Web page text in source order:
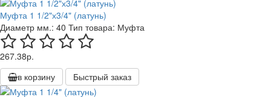
Муфта 1 1/2"х3/4" (латунь)
Диаметр мм.: 40 Тип товара: Муфта
267.38р.
в корзину
Быстрый заказ